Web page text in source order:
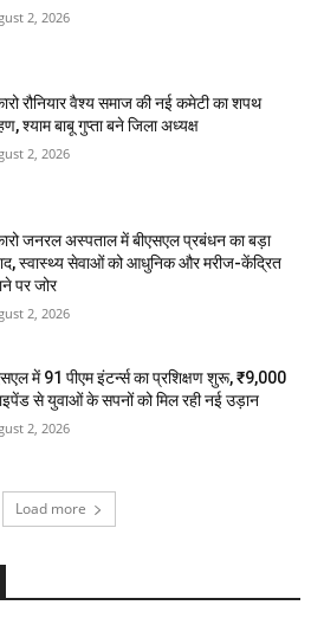
2, 2026
रौनियार वैश्य समाज की नई कमेटी का शपथ
श्याम बाबू गुप्ता बने जिला अध्यक्ष
2, 2026
जनरल अस्पताल में बीएसएल प्रबंधन का बड़ा
स्वास्थ्य सेवाओं को आधुनिक और मरीज-केंद्रित
पर जोर
2, 2026
में 91 पीएम इंटर्न्स का प्रशिक्षण शुरू, ₹9,000
से युवाओं के सपनों को मिल रही नई उड़ान
2, 2026
Load more